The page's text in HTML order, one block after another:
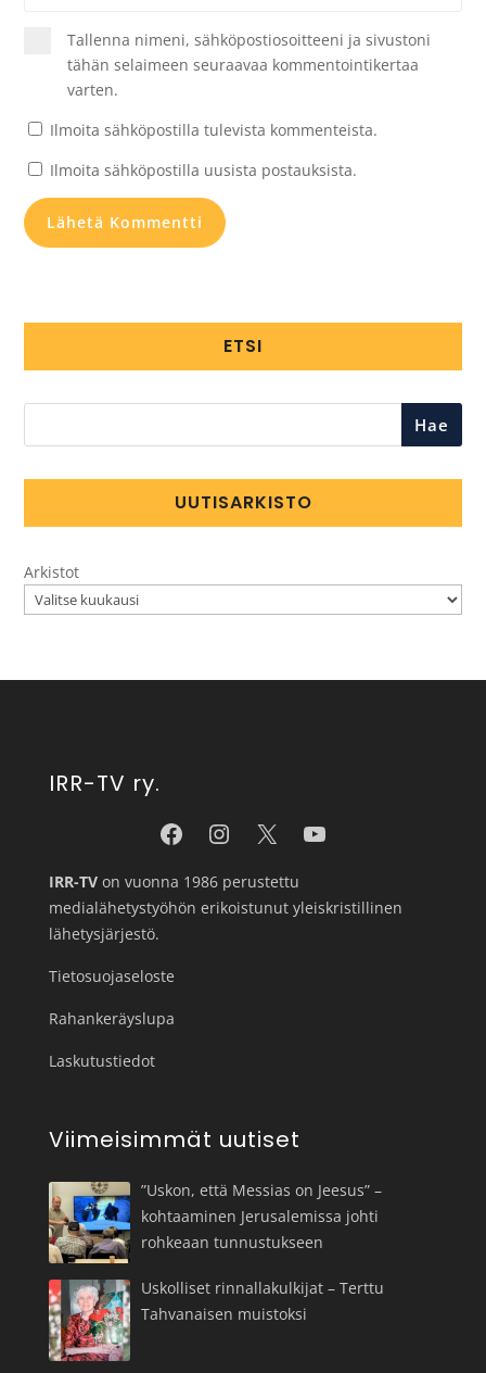
Tallenna nimeni, sähköpostiosoitteeni ja sivustoni
tähän selaimeen seuraavaa kommentointikertaa
varten.
Ilmoita sähköpostilla tulevista kommenteista.
Ilmoita sähköpostilla uusista postauksista.
ETSI
Hae
UUTISARKISTO
Arkistot
IRR-TV ry.
IRR-TVon vuonna 1986 perustettu
medialähetystyöhön erikoistunut yleiskristillinen
lähetysjärjestö.
Tietosuojaseloste
Rahankeräyslupa
Laskutustiedot
Viimeisimmät uutiset
”Uskon, että Messias on Jeesus” –
kohtaaminen Jerusalemissa johti
rohkeaan tunnustukseen
Uskolliset rinnallakulkijat – Terttu
Tahvanaisen muistoksi